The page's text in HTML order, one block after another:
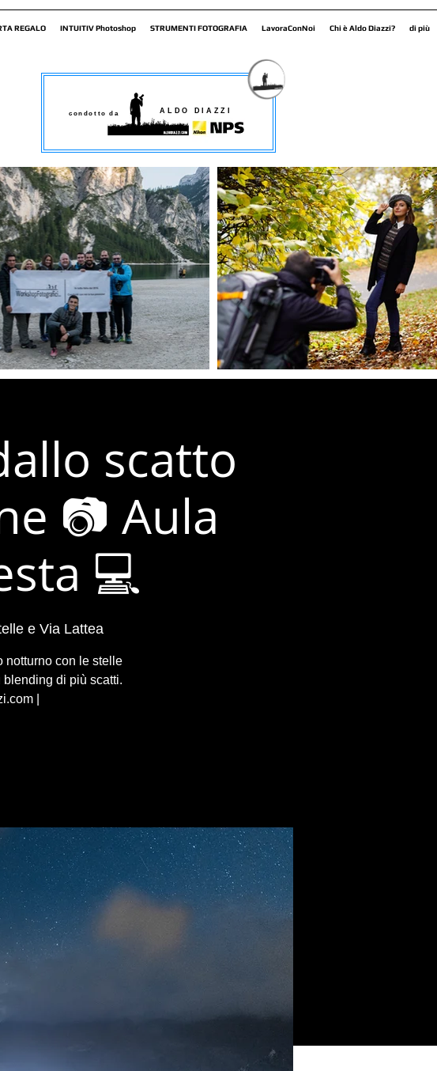
REGALO INTUITIV Photoshop STRUMENTI FOTOGRAFIA LavoraConNoi Chi è Aldo Diazzi? di più
scatto
📷 Aula
💻
e Via Lattea
notturno con le stelle
di più scatti.
|
condotto da ALDO DIAZZI